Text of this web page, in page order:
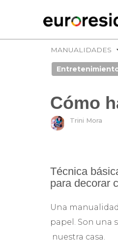
MANUALIDADES
Cómo
Trini Mora
Técnica
para decorar
Una
papel. Son una
nuestra casa.